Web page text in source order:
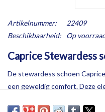
Artikelnummer:
22409
Beschikbaarheid:
Op
Caprice Stewardess
De stewardess schoen
een geweldig comfort. Deze